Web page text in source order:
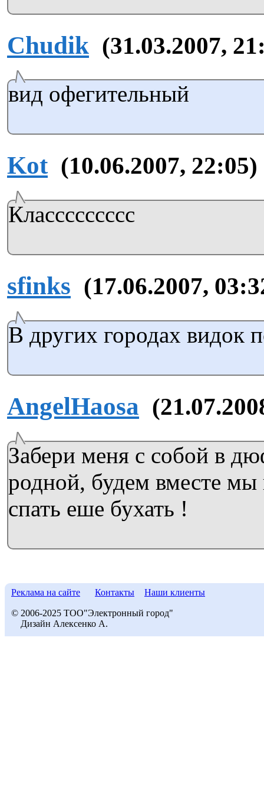
Chudik (31.03.2007,
вид офегительный
Kot (10.06.2007, 22:05)
Классссссссс
sfinks (17.06.2007,
В других городах видок
AngelHaosa
Забери меня с собой в
родной, будем вместе мы
спать еше бухать !
Реклама на сайте Контакты Наши клиенты
© 2006-2025 ТОО"Электронный город"
Дизайн Алексенко А.